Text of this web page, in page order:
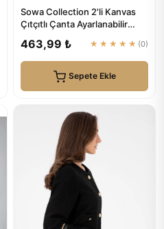
Sowa Collection 2'li Kanvas
Çıtçıtlı Çanta Ayarlanabilir
463,99 ₺ ★★★★★ (0)
Sepete Ekle